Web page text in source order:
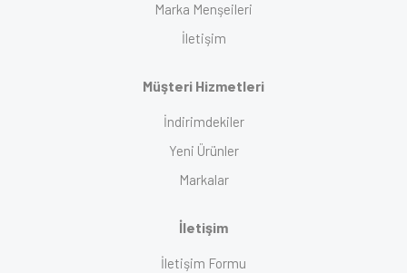
Marka Menşeileri
İletişim
Müşteri Hizmetleri
İndirimdekiler
Yeni Ürünler
Markalar
İletişim
İletişim Formu